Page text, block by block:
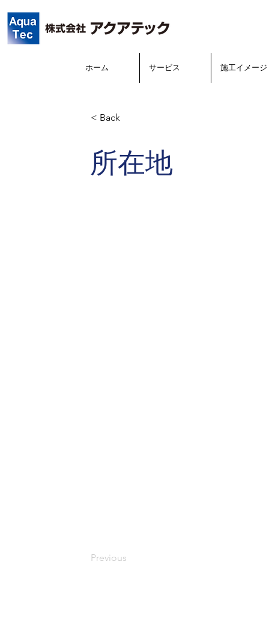
ホーム サービス 施工イメージ
< Back
所在地
Previous